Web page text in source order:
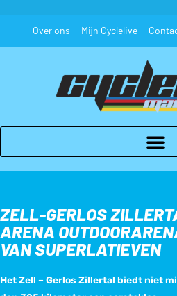
Over ons Mijn Cyclelive
ZELL-GERLOS
ARENA
VAN SUPERLATIEVEN
Het Zell – Gerlos Zillertal biedt niet